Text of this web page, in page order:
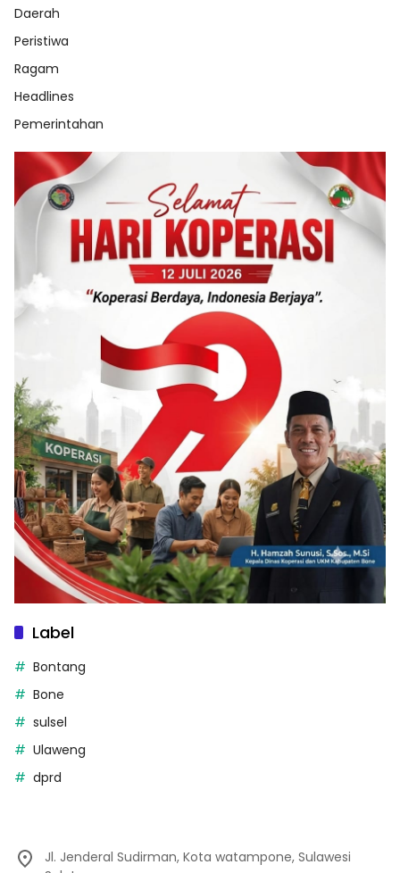
Daerah
Peristiwa
Ragam
Headlines
Pemerintahan
Label
Bontang
Bone
sulsel
Ulaweng
dprd
Jl. Jenderal Sudirman, Kota watampone, Sulawesi